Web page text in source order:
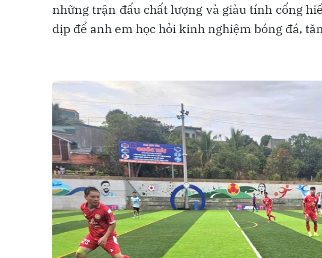
những trận đấu chất lượng và giàu tính cống
dịp để anh em học hỏi kinh nghiệm bóng đá,